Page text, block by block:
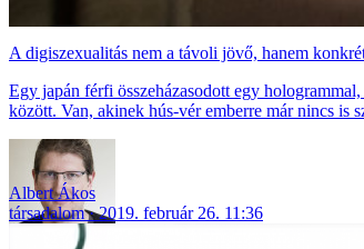
A digiszexualitás nem a távoli jövő, hanem
Egy japán férfi összeházasodott egy
között. Van, akinek hús-vér emberre már nincs is
Albert Ákos
társadalom
2019. február 26. 11:36